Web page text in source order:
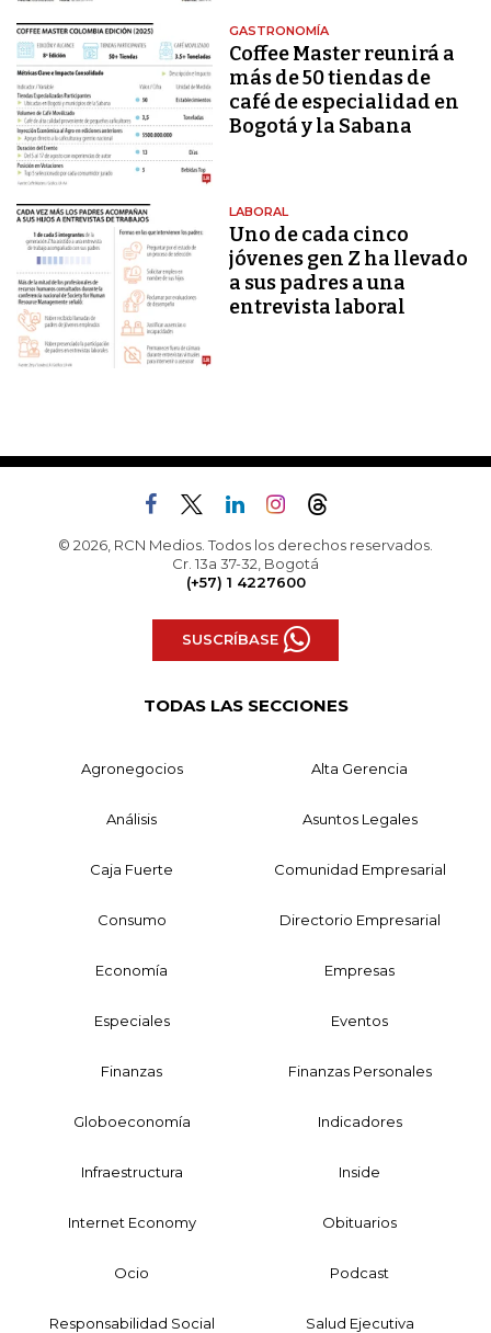
GASTRONOMÍA
Coffee Master reunirá a
más de 50 tiendas de
café de especialidad en
Bogotá y la Sabana
LABORAL
Uno de cada cinco
jóvenes gen Z ha llevado
a sus padres a una
entrevista laboral
© 2026, RCN Medios. Todos los derechos reservados.
Cr. 13a 37-32, Bogotá
(+57) 1 4227600
SUSCRÍBASE
TODAS LAS SECCIONES
Agronegocios Alta Gerencia
Análisis Asuntos Legales
Caja Fuerte Comunidad Empresarial
Consumo Directorio Empresarial
Economía Empresas
Especiales Eventos
Finanzas Finanzas Personales
Globoeconomía Indicadores
Infraestructura Inside
Internet Economy Obituarios
Ocio Podcast
Responsabilidad Social Salud Ejecutiva